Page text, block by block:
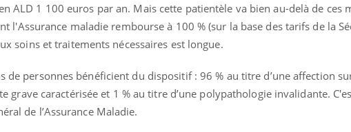
ALD 1 100 euros par an. Mais cette patientèle va bien au-delà de ces
l'Assurance maladie rembourse à 100 % (sur la base des tarifs de la
soins et traitements nécessaires est longue.
de personnes bénéficient du dispositif : 96 % au titre d’une affection
grave caractérisée et 1 % au titre d’une polypathologie invalidante.
de l’Assurance Maladie.
fille
:
la
Comment gérer le
sommeil des enfants en
Bilan prévention : ce que
les kinés pourront